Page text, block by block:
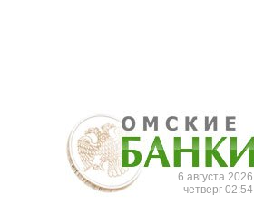
6 августа 2026
четверг 02:54